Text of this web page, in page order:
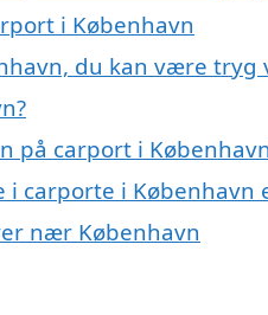
i København
du kan være tryg
på carport i
carporte i København
nær København